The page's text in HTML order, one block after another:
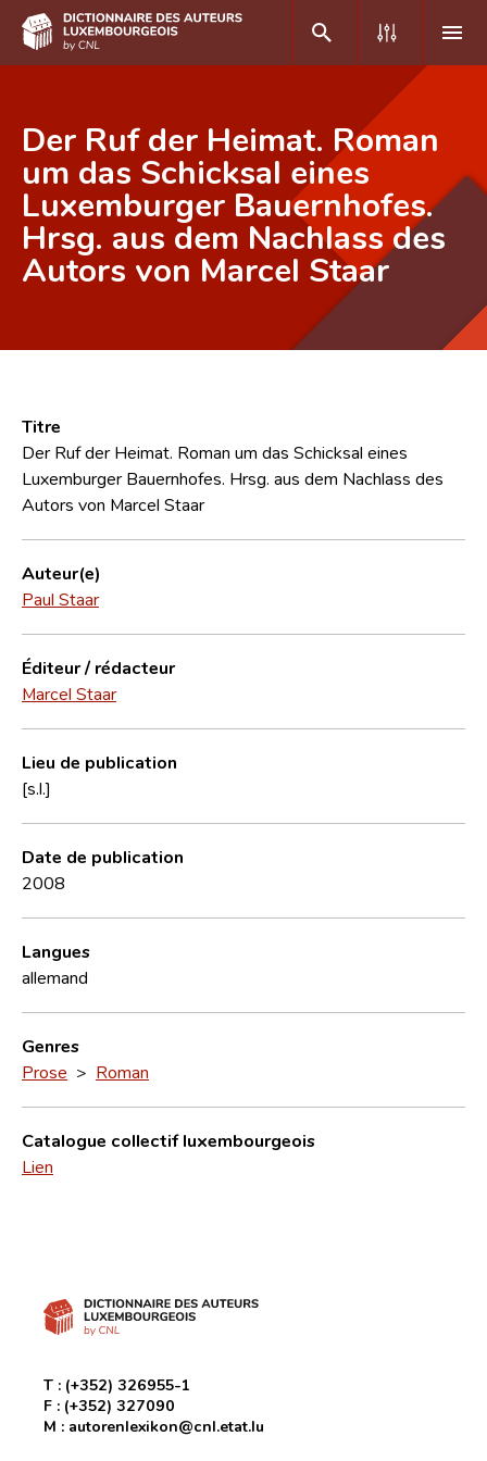
DE FR
Accueil
Auteur(e)s A-Z
Recherche avancée
Équipe scientifique
Contact
Der Ruf der Heimat. Roman
um das Schicksal eines
Luxemburger Bauernhofes.
Hrsg. aus dem Nachlass des
Autors von Marcel Staar
Titre
Der Ruf der Heimat. Roman um das Schicksal eines
Luxemburger Bauernhofes. Hrsg. aus dem Nachlass des
Autors von Marcel Staar
Auteur(e)
Paul Staar
Éditeur / rédacteur
Marcel Staar
Lieu de publication
[s.l.]
Date de publication
2008
Langues
allemand
Genres
Prose > Roman
Catalogue collectif luxembourgeois
Lien
T : (+352) 326955-1
F : (+352) 327090
M : autorenlexikon@cnl.etat.lu